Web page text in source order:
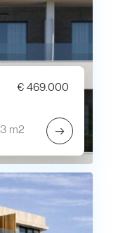
€ 469.000
m2 →